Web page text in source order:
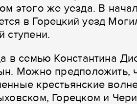
этого же уезда. В
в Горецкий уезд
ступени.
в семью Константина
Можно предположить,
крестьянские
Горецком и